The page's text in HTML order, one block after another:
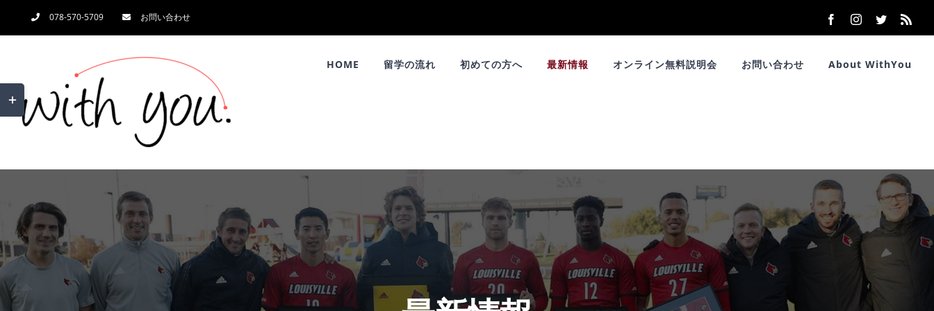
to
078-570-5709 お問い合わせ FacebookInstagram
Twitter
HOME 留学の流れ 初めての方へ 最新情報 オンライン無料説明会 お問い合わせ About WithYou
Toggle
Sliding